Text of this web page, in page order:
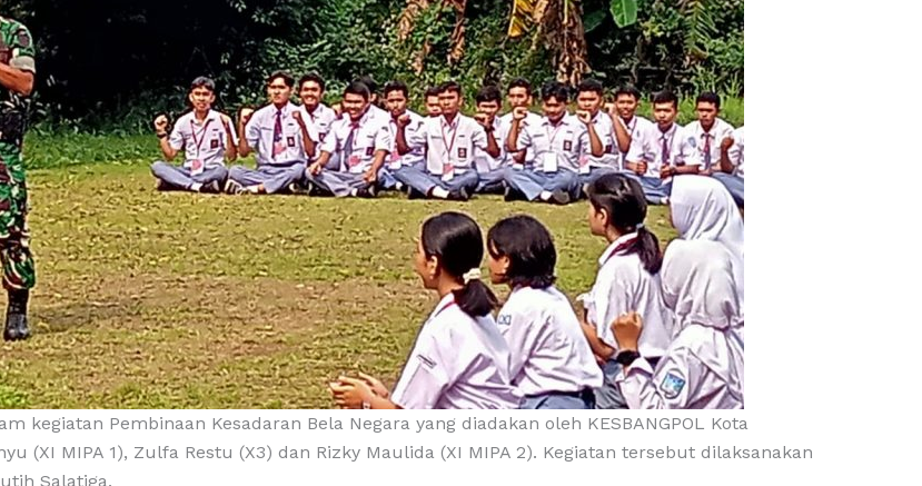
kegiatan Pembinaan Kesadaran Bela Negara yang diadakan oleh KESBANGPOL Kota
(XI MIPA 1), Zulfa Restu (X3) dan Rizky Maulida (XI MIPA 2). Kegiatan tersebut dilaksanakan
Salatiga.